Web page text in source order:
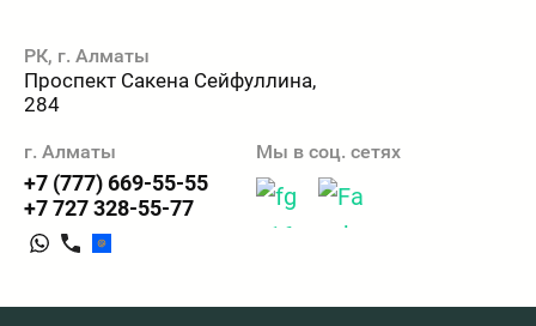
РК, г. Алматы
Проспект Сакена Сейфуллина,
284
г. Алматы
+7 (777) 669-55-55
+7 727 328-55-77
Мы в соц. сетях